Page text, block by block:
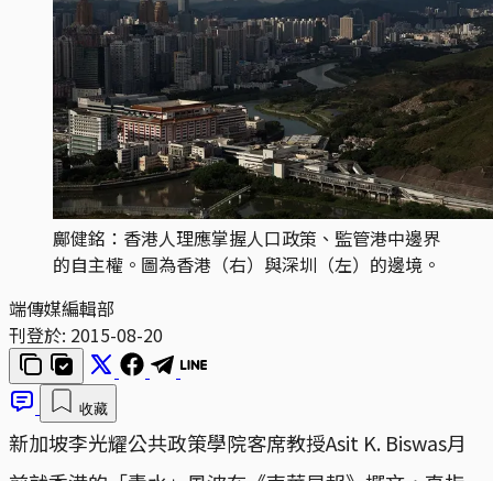
鄺健銘：香港人理應掌握人口政策、監管港中邊界
的自主權。圖為香港（右）與深圳（左）的邊境。
端傳媒編輯部
刊登於: 2015-08-20
收藏
新加坡李光耀公共政策學院客席教授Asit K. Biswas月